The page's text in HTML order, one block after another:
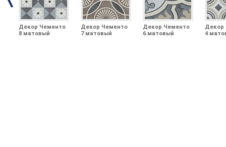
Декор Чементо
8 матовый
Декор Чементо
7 матовый
Декор Чементо
6 матовый
Декор
4